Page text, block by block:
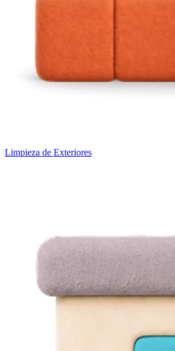
Limpieza de Exteriores